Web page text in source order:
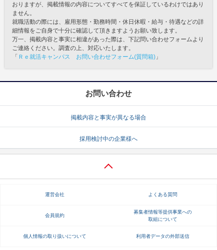
おりますが、掲載情報の内容についてすべてを保証しているわけではあり
ません。
就職活動の際には、雇用形態・勤務時間・休日休暇・給与・待遇などの詳
細情報をご自身で十分に確認して頂きますようお願い致します。
万一、掲載内容と事実に相違があった際は、下記問い合わせフォームより
ご連絡ください。調査の上、対応いたします。
「 Ｒｅ就活キャンパス お問い合わせフォーム(質問箱) 」
お問い合わせ
掲載内容と事実が異なる場合
採用検討中の企業様へ
運営会社 よくある質問
会員規約
募集者情報等提供事業への
取組について
個人情報の取り扱いについて 利用者データの外部送信